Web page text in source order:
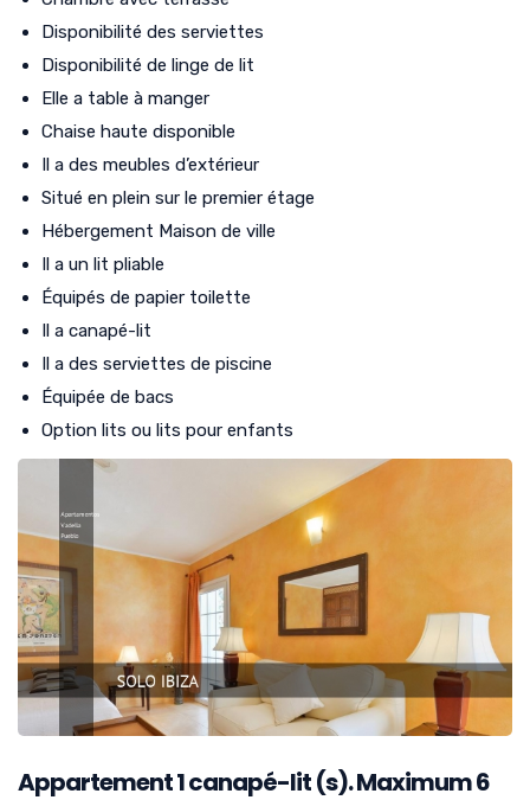
Disponibilité des serviettes
Disponibilité de linge de lit
Elle a table à manger
Chaise haute disponible
Il a des meubles d’extérieur
Situé en plein sur le premier étage
Hébergement Maison de ville
Il a un lit pliable
Équipés de papier toilette
Il a canapé-lit
Il a des serviettes de piscine
Équipée de bacs
Option lits ou lits pour enfants
Appartement1canapé-lit (s). Maximum 6